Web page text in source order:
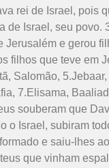
rei de Israel, pois
de Israel, seu povo.
Jerusalém e gerou
filhos que teve em
Salomão,
7.Elisama,
souberam que
o Israel, subiram
e saiu-lhes
que vinham